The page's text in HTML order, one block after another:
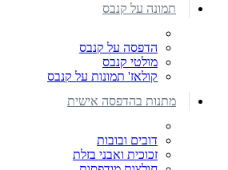
תמונה על קנבס
הדפסה על קנבס
מולטי קנבס
קולאז' תמונות על קנבס
מתנות בהדפסה אישית
דובים ובובות
זכוכית ואבני בזלת